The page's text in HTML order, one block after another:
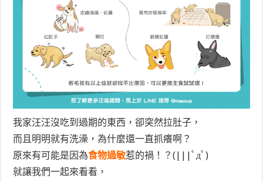
我家汪汪沒吃到過期的東西，卻突然拉肚子，
而且明明就有洗澡，為什麼還一直抓癢啊？
原來有可能是因為食物過敏惹的禍！？(|||ﾟдﾟ)
就讓我們一起來看看，